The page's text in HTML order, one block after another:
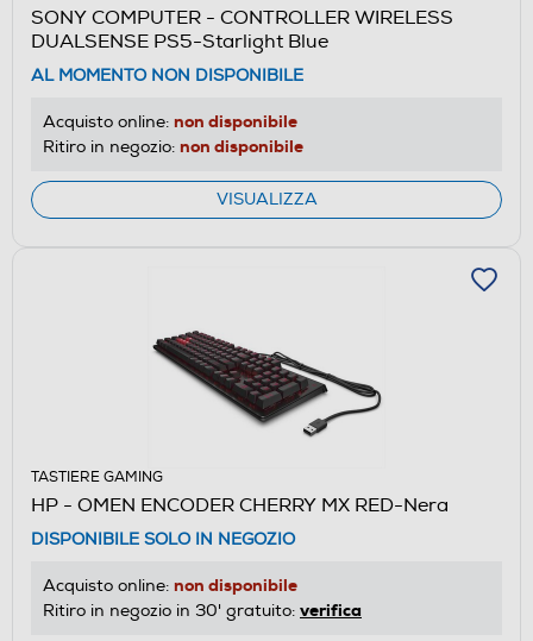
SONY COMPUTER - CONTROLLER WIRELESS
DUALSENSE PS5-Starlight Blue
AL MOMENTO NON DISPONIBILE
Acquisto online: non disponibile
Ritiro in negozio: non disponibile
VISUALIZZA
TASTIERE GAMING
HP - OMEN ENCODER CHERRY MX RED-Nera
DISPONIBILE SOLO IN NEGOZIO
Acquisto online: non disponibile
Ritiro in negozio in 30' gratuito: verifica